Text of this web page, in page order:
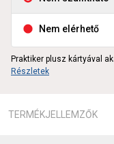
Nem elérhető
Praktiker plusz kártyával
Részletek
TERMÉKJELLEMZŐK